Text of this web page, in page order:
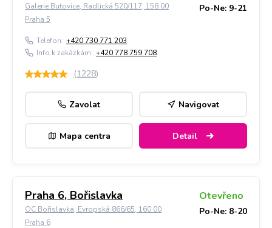
Galerie Butovice, Radlická 520/117, 158 00
Praha 5
Po-Ne: 9-21
Telefon: +420 730 771 203
Info k zakázkám: +420 778 759 708
(1228)
Zavolat Navigovat
Mapa centra Detail
Praha 6, Bořislavka
OC Bořislavka, Evropská 866/65, 160 00
Praha 6
Otevřeno
Po-Ne: 8-20